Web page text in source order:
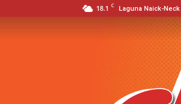
18.1 C Laguna Naick-Neck